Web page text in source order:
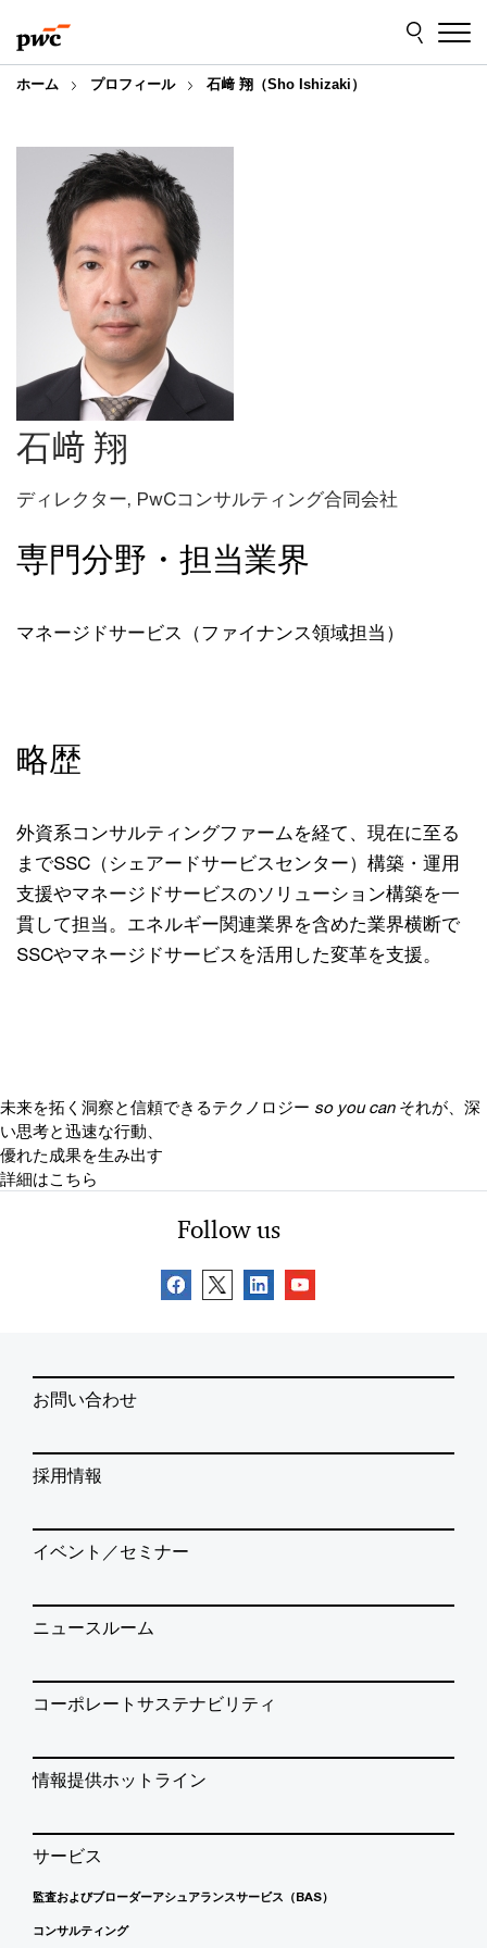
to
content
to
footer
ホーム プロフィール 石﨑 翔（Sho Ishizaki）
石﨑 翔
ディレクター, PwCコンサルティング合同会社
専門分野・担当業界
マネージドサービス（ファイナンス領域担当）
略歴
外資系コンサルティングファームを経て、現在に至る
までSSC（シェアードサービスセンター）構築・運用
支援やマネージドサービスのソリューション構築を一
貫して担当。エネルギー関連業界を含めた業界横断で
SSCやマネージドサービスを活用した変革を支援。
未来を拓く洞察と信頼できるテクノロジー so you can それが、深
い思考と迅速な行動、
優れた成果を生み出す
詳細はこちら
Follow us
お問い合わせ
採用情報
イベント／セミナー
ニュースルーム
コーポレートサステナビリティ
情報提供ホットライン
サービス
監査およびブローダーアシュアランスサービス（BAS）
コンサルティング